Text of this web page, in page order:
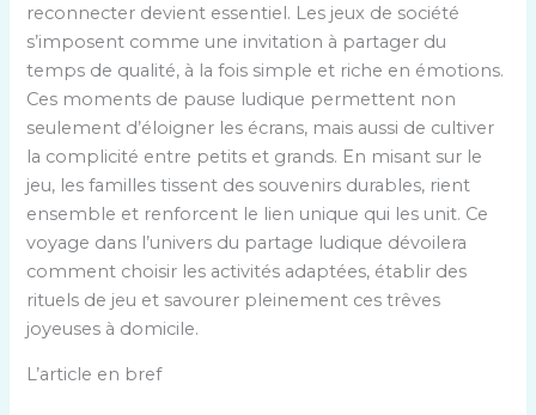
reconnecter devient essentiel. Les jeux de société
s’imposent comme une invitation à partager du
temps de qualité, à la fois simple et riche en émotions.
Ces moments de pause ludique permettent non
seulement d’éloigner les écrans, mais aussi de cultiver
la complicité entre petits et grands. En misant sur le
jeu, les familles tissent des souvenirs durables, rient
ensemble et renforcent le lien unique qui les unit. Ce
voyage dans l’univers du partage ludique dévoilera
comment choisir les activités adaptées, établir des
rituels de jeu et savourer pleinement ces trêves
joyeuses à domicile.
L’article en bref